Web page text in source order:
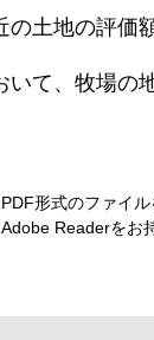
土地の評価
て、牧場の
PDF形式のファイ
Adobe Readerをお